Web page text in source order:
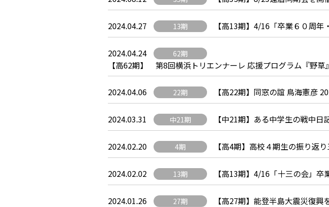
2024.04.27 13期 【高13期】4/16「卒業６０周
2024.04.24 62期
【高62期】 第8回横浜トリエンナーレ 応援プログラム『
2024.04.06 22期 【高22期】同窓の誼 鳥海憲彦
2024.03.31 中21期 【中21期】ある中学生の戦中
2024.02.20 4期 【高4期】高校４期生の振り返
2024.02.02 13期 【高13期】4/16「十三の会」
2024.01.26 27期 【高27期】能登半島大震災復